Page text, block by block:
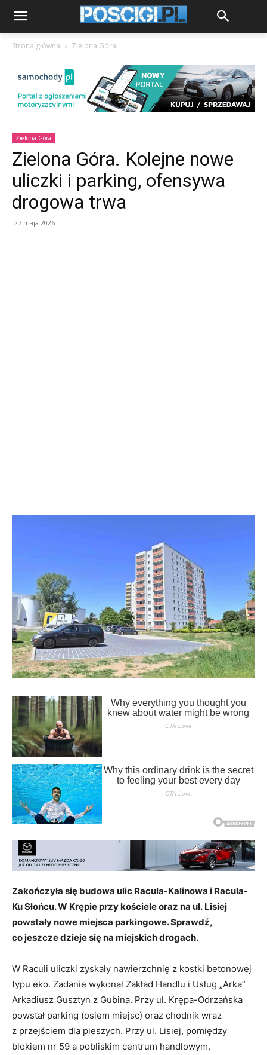
Strona główna Zielona Góra
Zielona Góra
Zielona Góra. Kolejne nowe
uliczki i parking, ofensywa
drogowa trwa
27 maja 2026
Zakończyła się budowa ulic Racula-Kalinowa i Racula-
Ku Słońcu. W Krępie przy kościele oraz na ul. Lisiej
powstały nowe miejsca parkingowe. Sprawdź,
co jeszcze dzieje się na miejskich drogach.
W Raculi uliczki zyskały nawierzchnię z kostki betonowej
typu eko. Zadanie wykonał Zakład Handlu i Usług „Arka”
Arkadiusz Gusztyn z Gubina. Przy ul. Krępa-Odrzańska
powstał parking (osiem miejsc) oraz chodnik wraz
z przejściem dla pieszych. Przy ul. Lisiej, pomiędzy
blokiem nr 59 a pobliskim centrum handlowym,